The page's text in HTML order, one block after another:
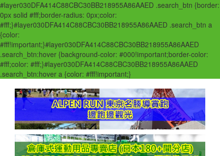
#layer030DFA414C88CBC30BB218955A86AAED .search_btn {border:
0px solid #fff;border-radius: 0px;color:
#fff;}#layer030DFA414C88CBC30BB218955A86AAED .search_btn a
{color:
#fff!important;}#layer030DFA414C88CBC30BB218955A86AAED
.search_btn:hover {background-color: #000!important;border-color:
#fff;color: #fff;}#layer030DFA414C88CBC30BB218955A86AAED
.search_btn:hover a {color: #fff!important;}